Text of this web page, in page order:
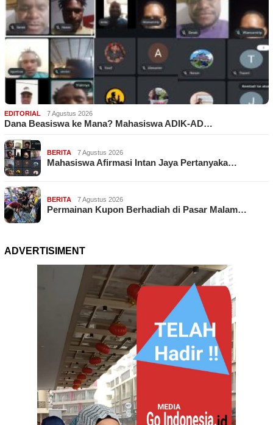
EDITORIAL 7 Agustus 2026
Dana Beasiswa ke Mana? Mahasiswa ADIK-AD…
BERITA 7 Agustus 2026
Mahasiswa Afirmasi Intan Jaya Pertanyaka…
BERITA 7 Agustus 2026
Permainan Kupon Berhadiah di Pasar Malam…
ADVERTISIMENT